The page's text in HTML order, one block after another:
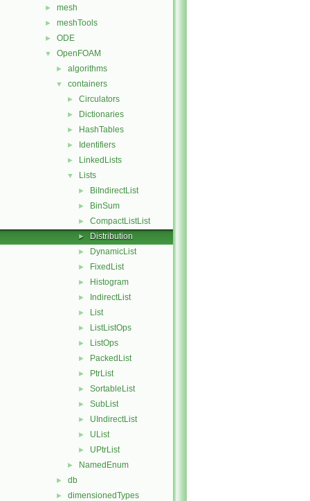
► mesh
► meshTools
► ODE
▼ OpenFOAM
► algorithms
▼ containers
► Circulators
► Dictionaries
► HashTables
► Identifiers
► LinkedLists
▼ Lists
► BiIndirectList
► BinSum
► CompactListList
► Distribution
► DynamicList
► FixedList
► Histogram
► IndirectList
► List
► ListListOps
► ListOps
► PackedList
► PtrList
► SortableList
► SubList
► UIndirectList
► UList
► UPtrList
► NamedEnum
► db
► dimensionedTypes